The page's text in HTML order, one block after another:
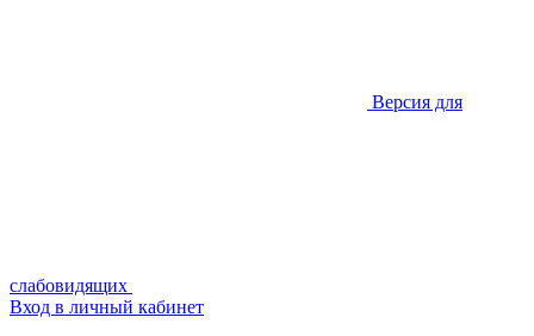
Версия для
слабовидящих
Вход в личный кабинет